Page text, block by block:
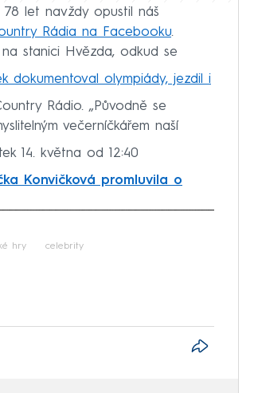
78 let navždy opustil náš
Rádia na Facebooku.
stanici Hvězda, odkud se
dokumentoval olympiády, jezdil i
Rádio. „Původně se
večerníčkářem naší
14. května od 12:40
Konvičková promluvila o
hry celebrity